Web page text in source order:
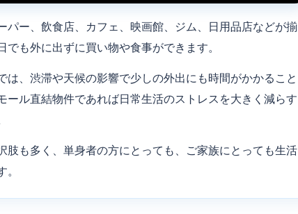
パー、飲食店、カフェ、映画館、ジム、日用品店などが揃
でも外に出ずに買い物や食事ができます。
は、渋滞や天候の影響で少しの外出にも時間がかかること
ール直結物件であれば日常生活のストレスを大きく減らす
肢も多く、単身者の方にとっても、ご家族にとっても生活